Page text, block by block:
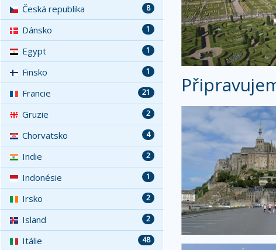
8
Česká republika
1
Dánsko
1
Egypt
1
Finsko
21
Francie
2
Gruzie
4
Chorvatsko
2
Indie
1
Indonésie
2
Irsko
2
Island
48
Itálie